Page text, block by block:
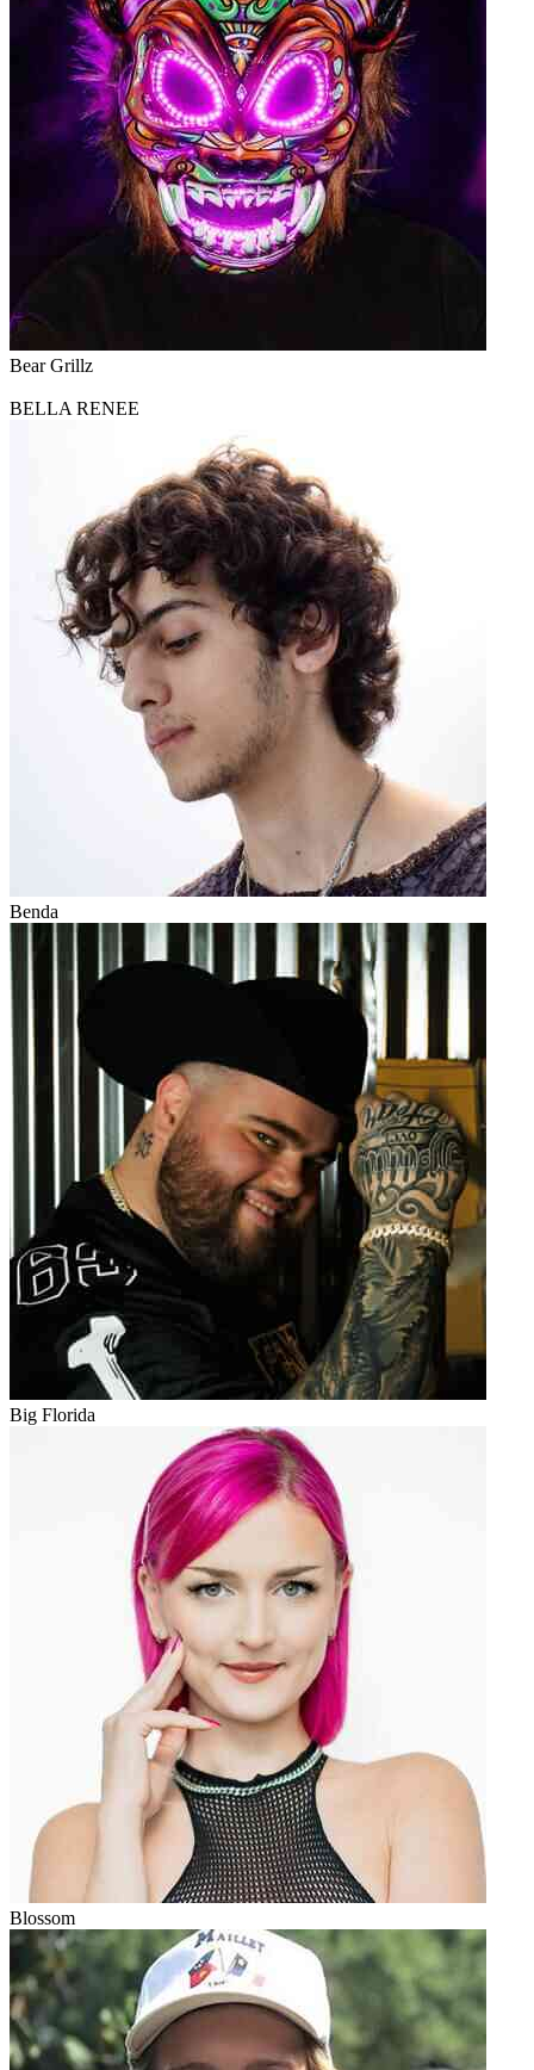
Bear Grillz
BELLA RENEE
Benda
Big Florida
Blossom